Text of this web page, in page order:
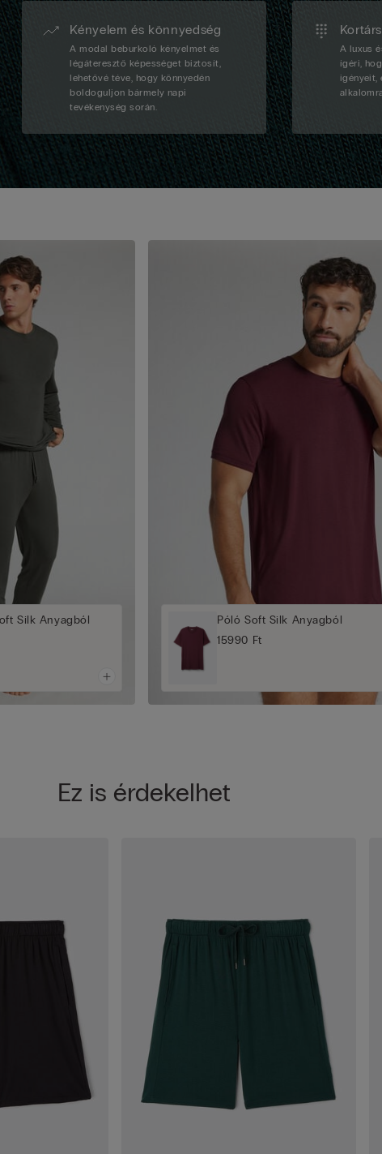
Kényelem és könnyedség
A modal beburkoló kényelmet és
légáteresztő képességet biztosít,
lehetővé téve, hogy könnyedén
boldoguljon bármely napi
tevékenység során.
A luxus
ígéri,
igényeit,
Silk Anyagból
Póló Soft Silk Anyagból
15990 Ft
Ez is érdekelhet